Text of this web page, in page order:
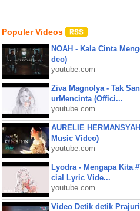
Populer Videos
NOAH - Kala Cinta
deo)
youtube.com
Ziva Magnolya - Tak
urMencinta (Offici...
youtube.com
AURELIE
Music Video)
youtube.com
Lyodra - Mengapa Kita
cial Lyric Vide...
youtube.com
Video Detik detik